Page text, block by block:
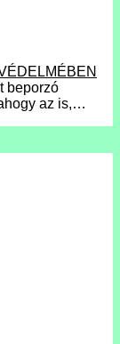
beporzó
az is,…